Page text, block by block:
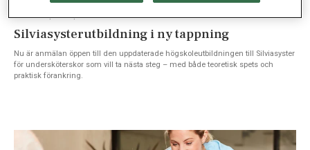
UTBILDNING, MAJ 20, 2025
Silviasysterutbildning i ny tappning
Nu är anmälan öppen till den uppdaterade högskoleutbildningen till Silviasyster
för undersköterskor som vill ta nästa steg – med både teoretisk spets och
praktisk förankring.